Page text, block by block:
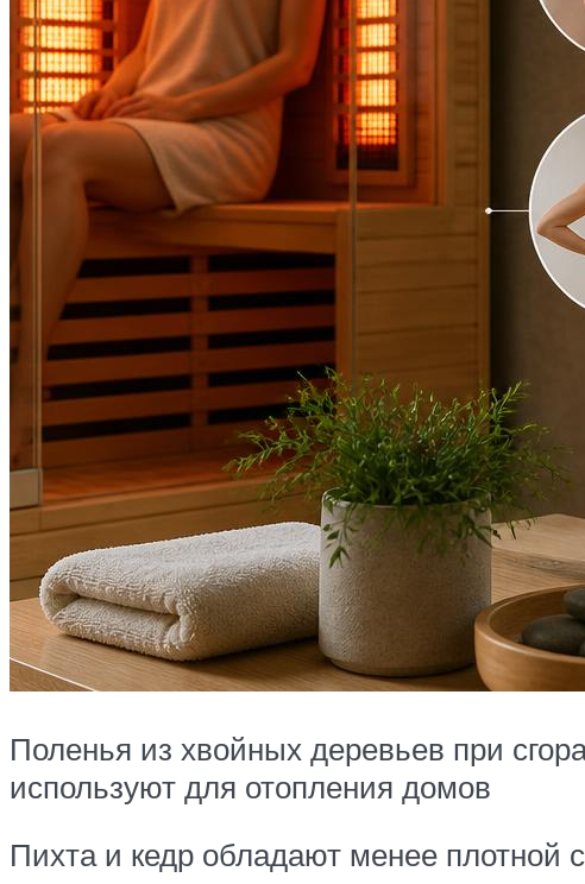
Поленья из хвойных деревьев при
используют для отопления домов
Пихта и кедр обладают менее плотной